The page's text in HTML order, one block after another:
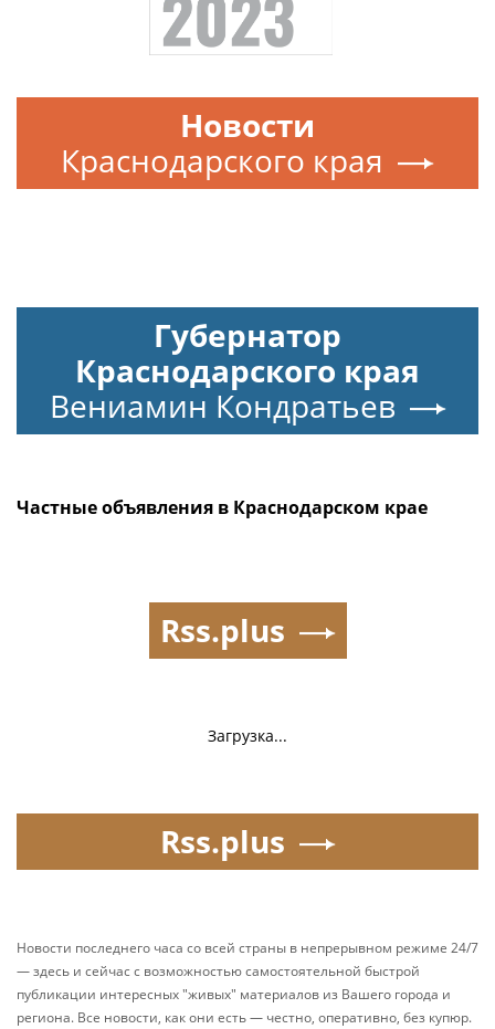
Новости
Краснодарского края
Губернатор
Краснодарского края
Вениамин Кондратьев
Частные объявления в Краснодарском крае
Загрузка...
Rss.plus
Rss.plus
Новости последнего часа со всей страны в непрерывном режиме 24/7
— здесь и сейчас с возможностью самостоятельной быстрой
публикации интересных "живых" материалов из Вашего города и
региона. Все новости, как они есть — честно, оперативно, без купюр.